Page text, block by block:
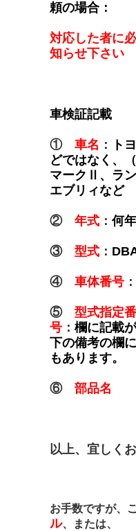
頼の場合：
対応した者に
知らせ下さい
車検証記載
① 車名 ：
ト
どではなく、
マークⅡ、ラン
エブリィなど
② 年式 ： 何
③ 型式 ：
④ 車体番号 ：
⑤ 型式指定
号 ： 欄に記載
下の備考の欄
もあります。
⑥ 部品名
以上、宜しく
お手数ですが、
ル、または、